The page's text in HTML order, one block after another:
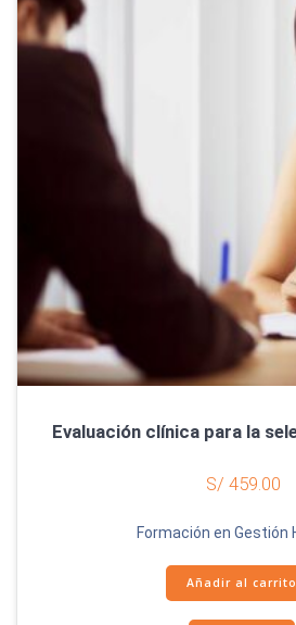
Evaluación clínica para la
S/ 459.00
Formación en Gestión
Añadir al carrito